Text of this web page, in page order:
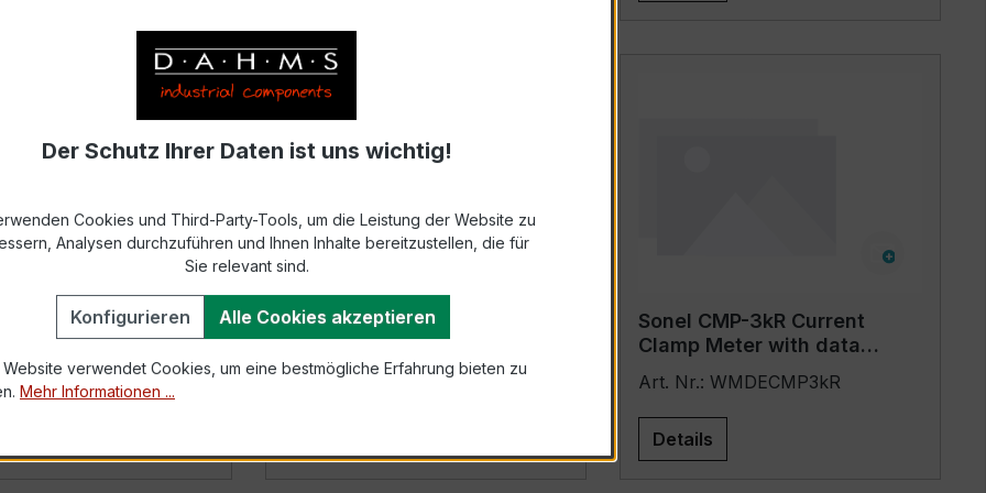
200F Fork Clamp
Sonel CMP-3000 Clamp-on
Meter
Art. Nr.: WMDECMP3000
Sonel CMP-3kR Current
Clamp Meter with data
logger
Art. Nr.: WMDECMP3kR
Details
Der Schutz Ihrer Daten ist uns wichtig!
Cookies und Third-Party-Tools, um die Leistung der Website zu
Analysen durchzuführen und Ihnen Inhalte bereitzustellen, die für
Sie relevant sind.
Konfigurieren Alle Cookies akzeptieren
verwendet Cookies, um eine bestmögliche Erfahrung bieten zu
Mehr Informationen ...